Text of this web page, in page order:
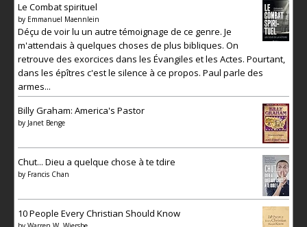
Le Combat spirituel
by Emmanuel Maennlein
Déçu de voir lu un autre témoignage de ce genre. Je
m'attendais à quelques choses de plus bibliques. On
retrouve des exorcices dans les Évangiles et les Actes. Pourtant,
dans les épîtres c'est le silence à ce propos. Paul parle des
armes...
Billy Graham: America's Pastor
by Janet Benge
Chut... Dieu a quelque chose à te tdire
by Francis Chan
10 People Every Christian Should Know